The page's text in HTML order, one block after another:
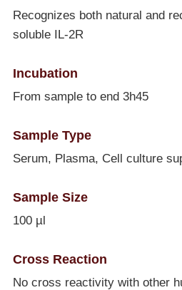
Recognizes both natural and
soluble IL-2R
Incubation
From sample to end 3h45
Sample Type
Serum, Plasma, Cell culture
Sample Size
100 µl
Cross Reaction
No cross reactivity with other